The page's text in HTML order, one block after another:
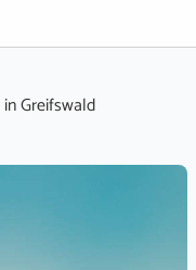
inGreifswald